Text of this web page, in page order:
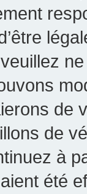
de
de
à
été